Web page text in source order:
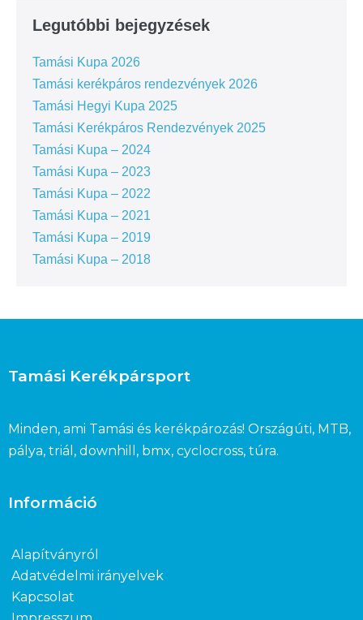
Legutóbbi bejegyzések
Tamási Kupa 2026
Tamási kerékpáros rendezvények 2026
Tamási Hegyi Kupa 2025
Tamási Kerékpáros Rendezvények 2025
Tamási Kupa – 2024
Tamási Kupa – 2023
Tamási Kupa – 2022
Tamási Kupa – 2021
Tamási Kupa – 2019
Tamási Kupa – 2018
Tamási Kerékpársport
Minden, ami Tamási és kerékpározás! Országúti, MTB,
pálya, triál, downhill, bmx, cyclocross, túra.
Információ
Alapítványról
Adatvédelmi irányelvek
Kapcsolat